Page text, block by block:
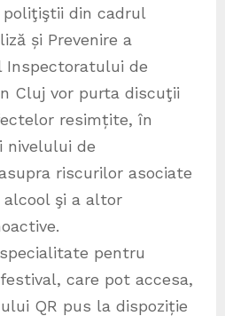
poliţiştii din cadrul
și Prevenire a
Inspectoratului de
Cluj vor purta discuţii
resimțite, în
nivelului de
riscurilor asociate
şi a altor
pentru
care pot accesa,
QR pus la dispoziție